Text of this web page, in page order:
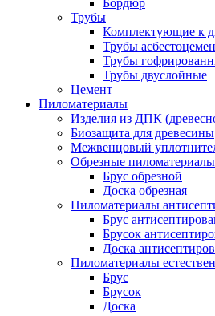
Трубы
Комплектующие к
Трубы
Трубы
Трубы двуслойные
Цемент
Пиломатериалы
Изделия из ДПК
Биозащита для древесины
Межвенцовый
Обрезные пиломатериалы
Брус обрезной
Доска обрезная
Пиломатериалы
Брус
Брусок
Доска
Пиломатериалы
Брус
Брусок
Доска